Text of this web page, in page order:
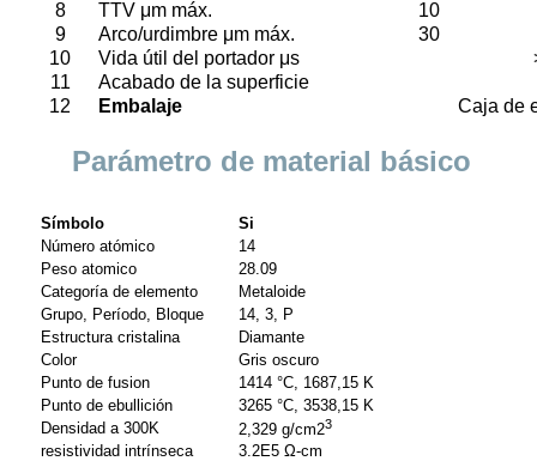
8
TTV μm máx.
10
9
Arco/urdimbre μm máx.
30
10
Vida útil del portador μs
11
Acabado de la superficie
12
Embalaje Caja de
Parámetro de material básico
Símbolo
Si
Número atómico
14
Peso atomico
28.09
Categoría de elemento
Metaloide
Grupo, Período, Bloque
14, 3, P
Estructura cristalina
Diamante
Color
Gris oscuro
Punto de fusion
1414 °C, 1687,15 K
Punto de ebullición
3265 °C, 3538,15 K
Densidad a 300K
2,329 g/cm23
resistividad intrínseca
3.2E5 Ω-cm